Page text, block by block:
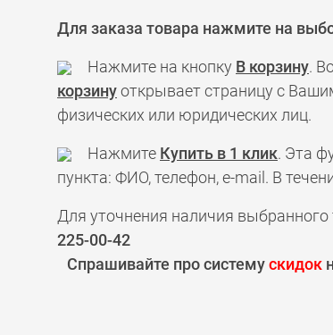
Для заказа товара нажмите на
Нажмите на кнопку В корзину.
корзинуоткрывает страницу с
физических или юридических лиц.
Нажмите Купить в 1 клик. Эта
пункта: ФИО, телефон, e-mail. В
Для уточнения наличия выбранного
225-00-42
Спрашивайте про системускидок